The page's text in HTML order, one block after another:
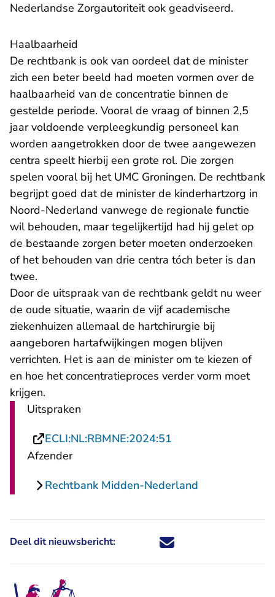
Nederlandse Zorgautoriteit ook geadviseerd.
Haalbaarheid
De rechtbank is ook van oordeel dat de minister
zich een beter beeld had moeten vormen over de
haalbaarheid van de concentratie binnen de
gestelde periode. Vooral de vraag of binnen 2,5
jaar voldoende verpleegkundig personeel kan
worden aangetrokken door de twee aangewezen
centra speelt hierbij een grote rol. Die zorgen
spelen vooral bij het UMC Groningen. De rechtbank
begrijpt goed dat de minister de kinderhartzorg in
Noord-Nederland vanwege de regionale functie
wil behouden, maar tegelijkertijd had hij gelet op
de bestaande zorgen beter moeten onderzoeken
of het behouden van drie centra tóch beter is dan
twee.
Door de uitspraak van de rechtbank geldt nu weer
de oude situatie, waarin de vijf academische
ziekenhuizen allemaal de hartchirurgie bij
aangeboren hartafwijkingen mogen blijven
verrichten. Het is aan de minister om te kiezen of
en hoe het concentratieproces verder vorm moet
krijgen.
Uitspraken
ECLI:NL:RBMNE:2024:51
Afzender
Rechtbank Midden-Nederland
Deel dit nieuwsbericht: Deel dit nieuwsbericht via X -
Deel dit nieuwsbericht via
Deel dit nieuwsbericht
Deel dit